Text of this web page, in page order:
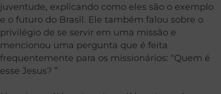
juventude, explicando como eles são o exemplo
e o futuro do Brasil. Ele também falou sobre o
privilégio de se servir em uma missão e
mencionou uma pergunta que é feita
frequentemente para os missionários: “Quem é
esse Jesus? ”